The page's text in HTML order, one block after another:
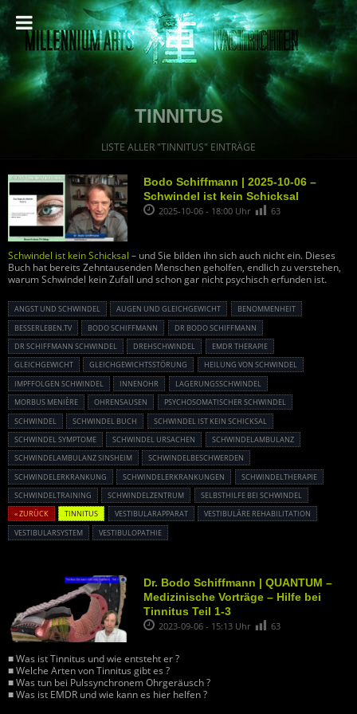
TINNITUS
LISTE ALLER "TINNITUS" EINTRÄGE
Bodo Schiffmann | 2025-10-06 –
Schwindel ist kein Schicksal
2025-10-06 - 18:00 Uhr 63
Schwindel ist kein Schicksal – und Sie bilden ihn sich auch nicht ein. Dieses
Buch hat bereits Zehntausenden Menschen geholfen, endlich zu verstehen,
warum Schwindel kein Zufall und schon gar nicht psychisch erfunden ist.
ANGST UND SCHWINDEL AUGEN UND GLEICHGEWICHT
BENOMMENHEIT
BESSERLEBEN.TV
BODO SCHIFFMANN
DR BODO SCHIFFMANN
DR SCHIFFMANN SCHWINDEL
DREHSCHWINDEL
EMDR THERAPIE
GLEICHGEWICHT
GLEICHGEWICHTSSTÖRUNG
HEILUNG VON SCHWINDEL
IMPFFOLGEN SCHWINDEL
INNENOHR
LAGERUNGSSCHWINDEL
MORBUS MENIÈRE
OHRENSAUSEN
PSYCHOSOMATISCHER SCHWINDEL
SCHWINDEL
SCHWINDEL BUCH
SCHWINDEL IST KEIN SCHICKSAL
SCHWINDEL SYMPTOME
SCHWINDEL URSACHEN
SCHWINDELAMBULANZ
SCHWINDELAMBULANZ SINSHEIM
SCHWINDELBESCHWERDEN
SCHWINDELERKRANKUNG
SCHWINDELERKRANKUNGEN
SCHWINDELTHERAPIE
SCHWINDELTRAINING
SCHWINDELZENTRUM
SELBSTHILFE BEI SCHWINDEL
« ZURÜCK
TINNITUS VESTIBULARAPPARAT
VESTIBULÄRE REHABILITATION
VESTIBULARSYSTEM
VESTIBULOPATHIE
Dr. Bodo Schiffmann | QUANTUM –
Medizinische Vorträge – Hilfe bei
Tinnitus Teil 1-3
2023-09-06 - 15:13 Uhr 63
■ Was ist Tinnitus und wie entsteht er ?
■ Welche Arten von Tinnitus gibt es ?
■ Was tun bei Pulssynchronem Ohrgeräusch ?
■ Was ist EMDR und wie kann es hier helfen ?